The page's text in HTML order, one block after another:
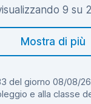
9 su
Mostra di più
giorno 08/08/
e alla classe